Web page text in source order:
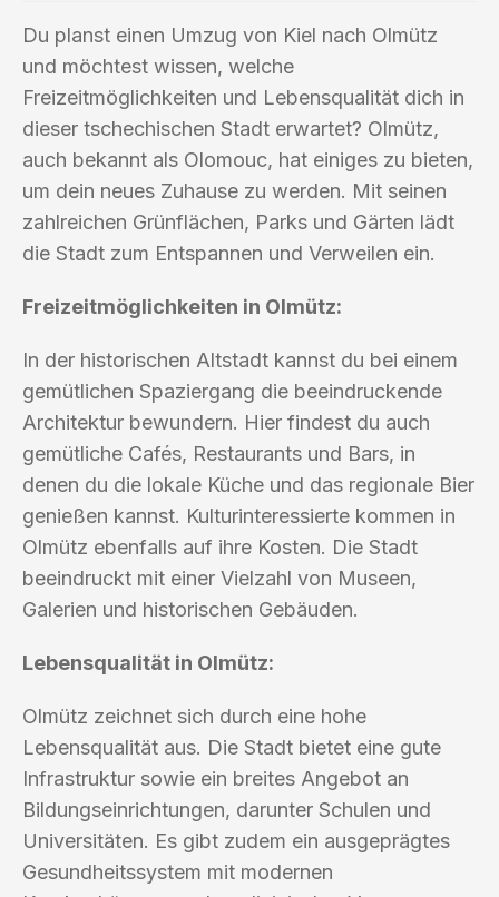
Du planst einen Umzug von Kiel nach Olmütz
und möchtest wissen, welche
Freizeitmöglichkeiten und Lebensqualität dich in
dieser tschechischen Stadt erwartet? Olmütz,
auch bekannt als Olomouc, hat einiges zu bieten,
um dein neues Zuhause zu werden. Mit seinen
zahlreichen Grünflächen, Parks und Gärten lädt
die Stadt zum Entspannen und Verweilen ein.
Freizeitmöglichkeiten in Olmütz:
In der historischen Altstadt kannst du bei einem
gemütlichen Spaziergang die beeindruckende
Architektur bewundern. Hier findest du auch
gemütliche Cafés, Restaurants und Bars, in
denen du die lokale Küche und das regionale Bier
genießen kannst. Kulturinteressierte kommen in
Olmütz ebenfalls auf ihre Kosten. Die Stadt
beeindruckt mit einer Vielzahl von Museen,
Galerien und historischen Gebäuden.
Lebensqualität in Olmütz:
Olmütz zeichnet sich durch eine hohe
Lebensqualität aus. Die Stadt bietet eine gute
Infrastruktur sowie ein breites Angebot an
Bildungseinrichtungen, darunter Schulen und
Universitäten. Es gibt zudem ein ausgeprägtes
Gesundheitssystem mit modernen